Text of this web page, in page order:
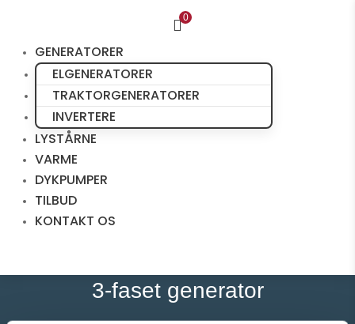
GENERATORER
ELGENERATORER
TRAKTORGENERATORER
INVERTERE
LYSTÅRNE
VARME
DYKPUMPER
TILBUD
KONTAKT OS
0

3-faset generator